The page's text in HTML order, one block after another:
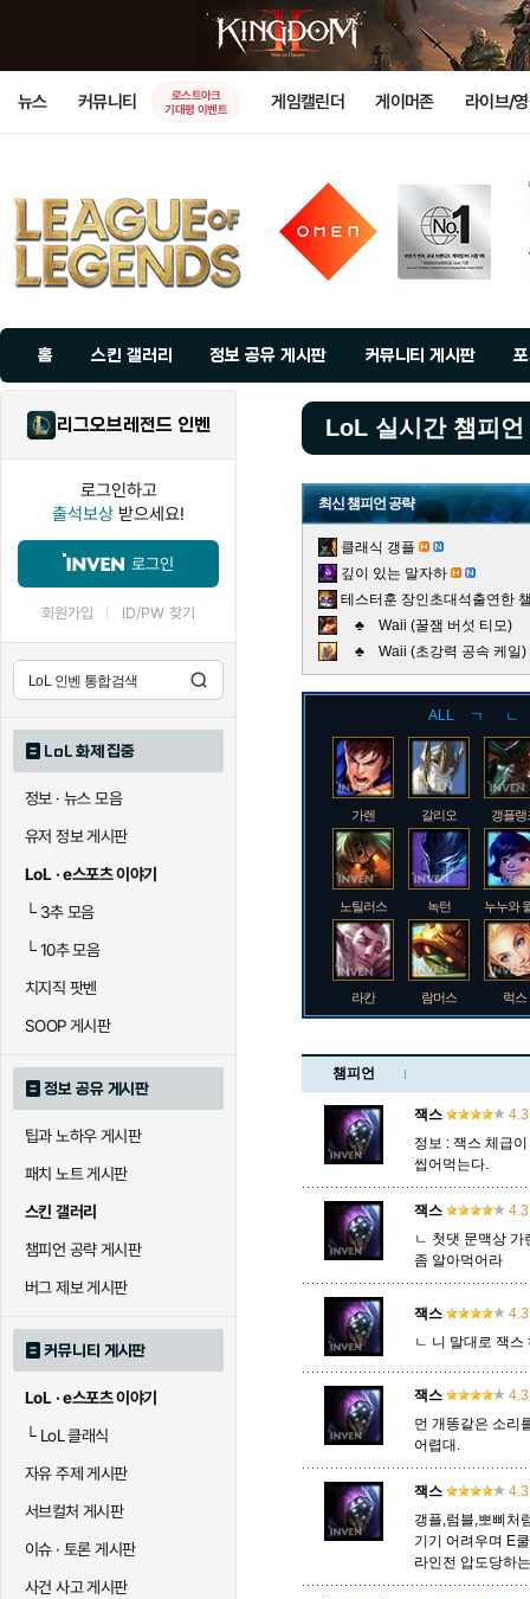
뉴스 커뮤니티
로스트아크
기대평 이벤트
게임캘린더 게이머존 라이브/
홈 스킨 갤러리 정보 공유 게시판 커뮤니티 게시판
리그오브레전드 인벤
로그인하고
출석보상 받으세요!
로그인
회원가입 ID/PW 찾기
LoL 화제 집중
정보 · 뉴스 모음
유저 정보 게시판
LoL · e스포츠 이야기
└3추 모음
└10추 모음
치지직 팟벤
SOOP 게시판
정보 공유 게시판
팁과 노하우 게시판
패치 노트 게시판
스킨 갤러리
챔피언 공략 게시판
버그 제보 게시판
커뮤니티 게시판
LoL · e스포츠 이야기
└LoL 클래식
자유 주제 게시판
서브컬처 게시판
이슈 · 토론 게시판
사건 사고 게시판
LoL 실시간 챔피언
최신 챔피언 공략
클래식 갱플
깊이 있는 말자하
테스터훈 장인초대석출연한
♣ Waii (꿀잼 버섯 티모)
♣ Waii (초강력 공속 케
ALL ㄱ ㄴ
가렌 갈리오 갱플랭
노틸러스 녹턴 누누와
라칸 람머스 럭스
베이가
세주아니
시비르 신 짜오 신드
챔피언
잭스
4.3
정보 : 잭스 체급
씹어먹는다.
잭스
4.3
ㄴ 첫댓 문맥상
좀 알아먹어라
잭스
4.3
ㄴ 니 말대로 잭
잭스
4.3
먼 개똥같은 소리
어렵대.
잭스
4.3
갱플,럼블,뽀삐처
기기 어려우며 E
라인전 압도당하